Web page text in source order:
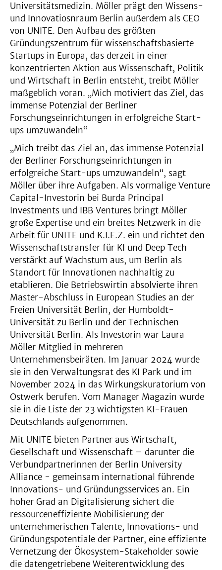
Universitätsmedizin. Möller prägt den Wissens-
und Innovatiosnraum Berlin außerdem als CEO
von UNITE. Den Aufbau des größten
Gründungszentrum für wissenschaftsbasierte
Startups in Europa, das derzeit in einer
konzentrierten Aktion aus Wissenschaft, Politik
und Wirtschaft in Berlin entsteht, treibt Möller
maßgeblich voran. „Mich motiviert das Ziel, das
immense Potenzial der Berliner
Forschungseinrichtungen in erfolgreiche Start-
ups umzuwandeln“
„Mich treibt das Ziel an, das immense Potenzial
der Berliner Forschungseinrichtungen in
erfolgreiche Start-ups umzuwandeln“, sagt
Möller über ihre Aufgaben. Als vormalige Venture
Capital-Investorin bei Burda Principal
Investments und IBB Ventures bringt Möller
große Expertise und ein breites Netzwerk in die
Arbeit für UNITE und K.I.E.Z. ein und richtet den
Wissenschaftstransfer für KI und Deep Tech
verstärkt auf Wachstum aus, um Berlin als
Standort für Innovationen nachhaltig zu
etablieren. Die Betriebswirtin absolvierte ihren
Master-Abschluss in European Studies an der
Freien Universität Berlin, der Humboldt-
Universität zu Berlin und der Technischen
Universität Berlin. Als Investorin war Laura
Möller Mitglied in mehreren
Unternehmensbeiräten. Im Januar 2024 wurde
sie in den Verwaltungsrat des KI Park und im
November 2024 in das Wirkungskuratorium von
Ostwerk berufen. Vom Manager Magazin wurde
sie in die Liste der 23 wichtigsten KI-Frauen
Deutschlands aufgenommen.
Mit UNITE bieten Partner aus Wirtschaft,
Gesellschaft und Wissenschaft – darunter die
Verbundpartnerinnen der Berlin University
Alliance - gemeinsam international führende
Innovations- und Gründungsservices an. Ein
hoher Grad an Digitalisierung sichert die
ressourceneffiziente Mobilisierung der
unternehmerischen Talente, Innovations- und
Gründungspotentiale der Partner, eine effiziente
Vernetzung der Ökosystem-Stakeholder sowie
die datengetriebene Weiterentwicklung des